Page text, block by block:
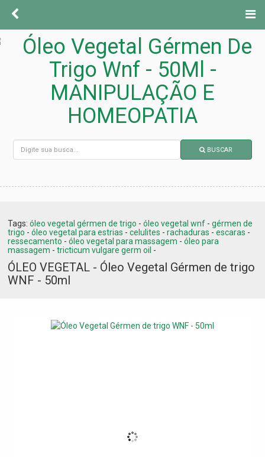
BUSCAR
Tags:óleo vegetal gérmen de trigo -óleo vegetal wnf -gérmen de
trigo -óleo vegetal para estrias -celulites -rachaduras -escaras -
ressecamento -óleo vegetal para massagem -óleo para
massagem -tricticum vulgare germ oil -
ÓLEO VEGETAL - Óleo Vegetal Gérmen de trigo
WNF - 50ml